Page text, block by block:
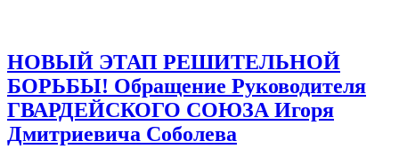
НОВЫЙ ЭТАП РЕШИТЕЛЬНОЙ
БОРЬБЫ! Обращение Руководителя
ГВАРДЕЙСКОГО СОЮЗА Игоря
Дмитриевича Соболева